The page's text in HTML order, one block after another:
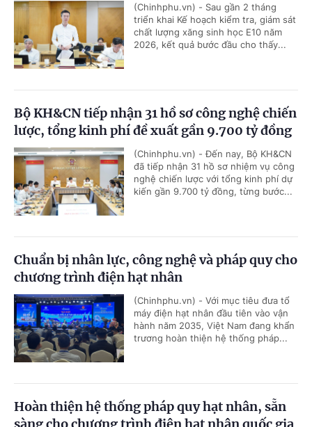
(Chinhphu.vn) - Sau gần 2 tháng
triển khai Kế hoạch kiểm tra, giám sát
chất lượng xăng sinh học E10 năm
2026, kết quả bước đầu cho thấy...
Bộ KH&CN tiếp nhận 31 hồ sơ công nghệ chiến
lược, tổng kinh phí đề xuất gần 9.700 tỷ đồng
(Chinhphu.vn) - Đến nay, Bộ KH&CN
đã tiếp nhận 31 hồ sơ nhiệm vụ công
nghệ chiến lược với tổng kinh phí dự
kiến gần 9.700 tỷ đồng, từng bước...
Chuẩn bị nhân lực, công nghệ và pháp quy cho
chương trình điện hạt nhân
(Chinhphu.vn) - Với mục tiêu đưa tổ
máy điện hạt nhân đầu tiên vào vận
hành năm 2035, Việt Nam đang khẩn
trương hoàn thiện hệ thống pháp...
Hoàn thiện hệ thống pháp quy hạt nhân, sẵn
sàng cho chương trình điện hạt nhân quốc gia